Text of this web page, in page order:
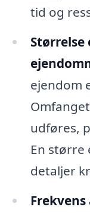
tid og
ejendom
udføres,
En større
detaljer
Frekvens